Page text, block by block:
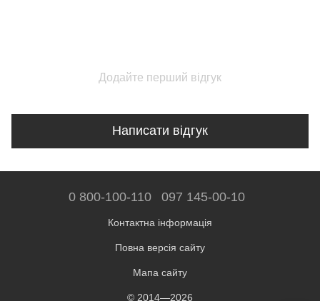
Додайте перший відгук
Написати відгук
0 800-100-110 097 145-00-10
Контактна інформація
Повна версія сайту
Мапа сайту
© 2014—2026